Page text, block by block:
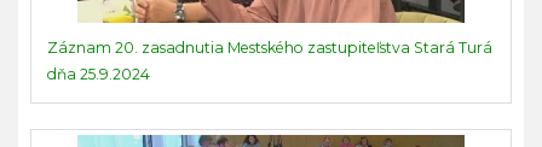
Záznam 20. zasadnutia Mestského zastupiteľstva Stará Turá
dňa 25.9.2024